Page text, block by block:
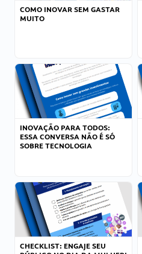
COMO INOVAR SEM GASTAR
MUITO
INOVAÇÃO PARA TODOS:
ESSA CONVERSA NÃO É SÓ
SOBRE TECNOLOGIA
CHECKLIST: ENGAJE SEU